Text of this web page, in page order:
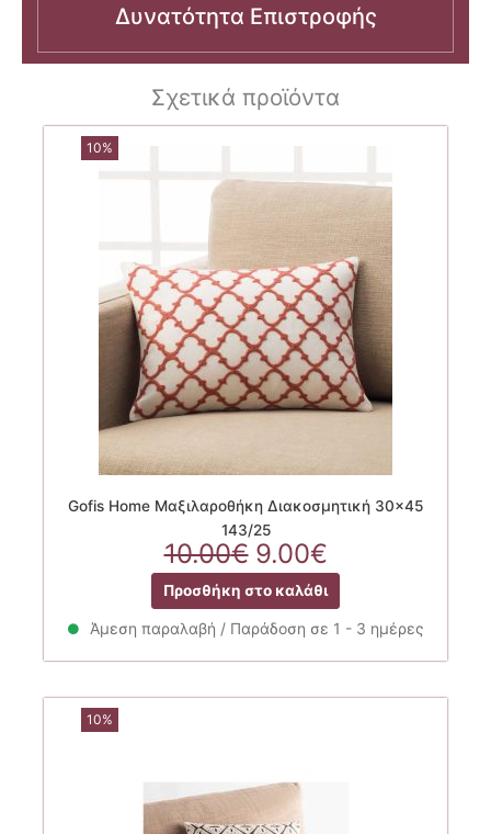
Δυνατότητα Επιστροφής
Σχετικά προϊόντα
10%
Gofis Home Μαξιλαροθήκη Διακοσμητική 30×45
143/25
10.00€ Original
price
was:
10.00€.
9.00€Η
τρέχουσα
τιμή
είναι:
9.00€.
Προσθήκη στο καλάθι
Άμεση παραλαβή / Παράδοση σε 1 - 3 ημέρες
10%